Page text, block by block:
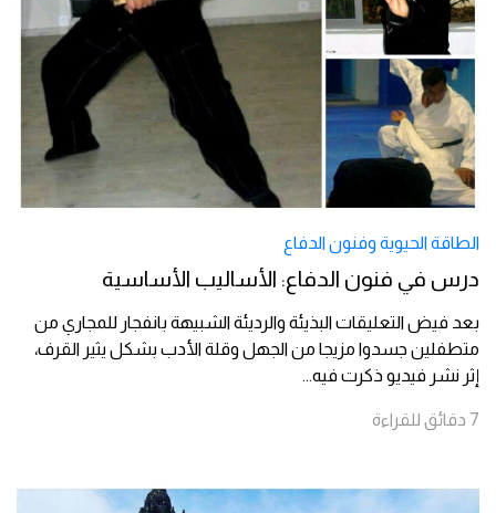
الطاقة الحيوية وفنون الدفاع
درس في فنون الدفاع: الأساليب الأساسية
بعد فيض التعليقات البذيئة والرديئة الشبيهة بانفجار للمجاري من
متطفلين جسدوا مزيجا من الجهل وقلة الأدب بشكل يثير القرف،
إثر نشر فيديو ذكرت فيه...
7 دقائق للقراءة